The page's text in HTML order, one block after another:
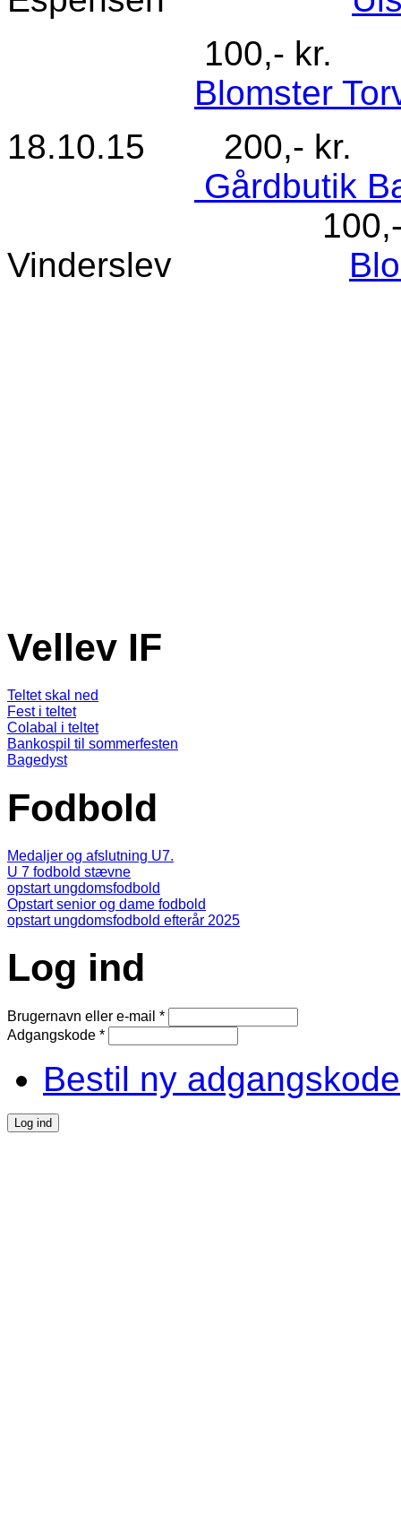
100,- kr. Nr.
Blomster
18.10.15 200,-
Gårdbutik
100,- kr.
Vinderslev
Vellev IF
Teltet skal ned
Fest i teltet
Colabal i teltet
Bankospil til sommerfesten
Bagedyst
Fodbold
Medaljer og afslutning U7.
U 7 fodbold stævne
opstart ungdomsfodbold
Opstart senior og dame fodbold
opstart ungdomsfodbold efterår 2025
Log ind
Brugernavn eller e-mail *
Adgangskode *
Bestil ny adgangskode